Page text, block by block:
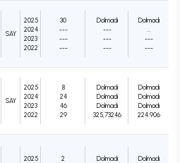
SAY
2025
2024
2023
2022
30
---
---
---
Dolmadı
---
---
---
Dolmadı
---
---
SAY
2025
2024
2023
2022
8
24
46
29
Dolmadı
Dolmadı
Dolmadı
325,73246
Dolmadı
Dolmadı
Dolmadı
224.906
2025
2
Dolmadı
Dolmadı